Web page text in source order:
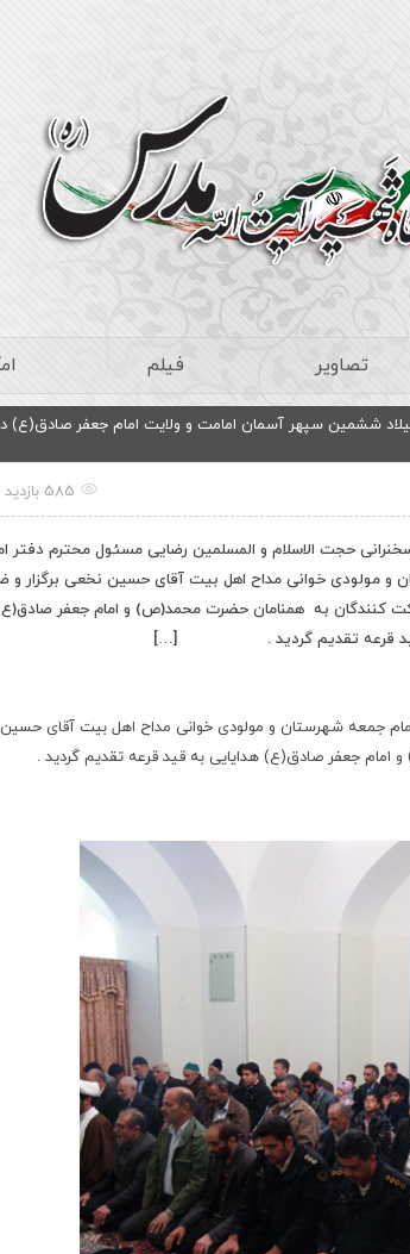
تصاویر فیلم
ششمین سپهر آسمان امامت و ولایت امام جعفر صادق(ع)
585 بازدید
حجت الاسلام و المسلمین رضایی مسئول محترم دفتر
و مولودی خوانی مداح اهل بیت آقای حسین نخعی برگزار و
کنندگان به همنامان حضرت محمد(ص) و امام جعفر
قید قرعه تقدیم گردید . […]
جمعه شهرستان و مولودی خوانی مداح اهل بیت آقای حسین
جعفر صادق(ع) هدایایی به قید قرعه تقدیم گردید .